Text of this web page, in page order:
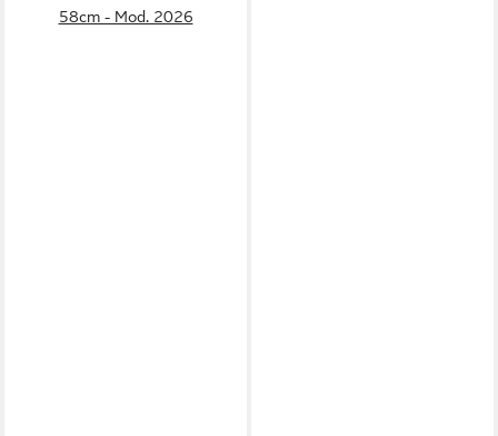
58cm - Mod. 2026